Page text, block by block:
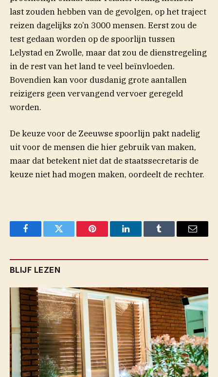
last zouden hebben van de gevolgen, op het traject
reizen dagelijks zo’n 3000 mensen. Eerst zou de
test gedaan worden op de spoorlijn tussen
Lelystad en Zwolle, maar dat zou de dienstregeling
in de rest van het land te veel beïnvloeden.
Bovendien kan voor dusdanig grote aantallen
reizigers geen vervangend vervoer geregeld
worden.
De keuze voor de Zeeuwse spoorlijn pakt nadelig
uit voor de mensen die hier gebruik van maken,
maar dat betekent niet dat de staatssecretaris de
keuze niet had mogen maken, oordeelt de rechter.
FacebookTwitter Pinterest LinkedInTumblr Email
BLIJF LEZEN